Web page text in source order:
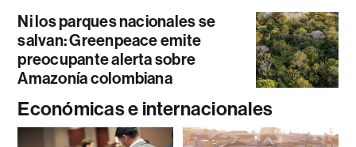
Ni los parques nacionales se
salvan: Greenpeace emite
preocupante alerta sobre
Amazonía colombiana
Económicas e internacionales